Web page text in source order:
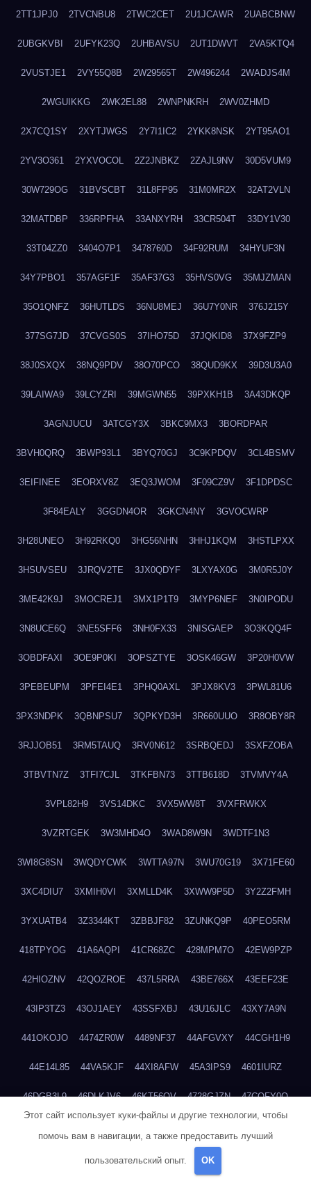
2TT1JPJ0 2TVCNBU8 2TWC2CET 2U1JCAWR 2UABCBNW
2UBGKVBI 2UFYK23Q 2UHBAVSU 2UT1DWVT 2VA5KTQ4
2VUSTJE1 2VY55Q8B 2W29565T 2W496244 2WADJS4M
2WGUIKKG 2WK2EL88 2WNPNKRH 2WV0ZHMD
2X7CQ1SY 2XYTJWGS 2Y7I1IC2 2YKK8NSK 2YT95AO1
2YV3O361 2YXVOCOL 2Z2JNBKZ 2ZAJL9NV 30D5VUM9
30W729OG 31BVSCBT 31L8FP95 31M0MR2X 32AT2VLN
32MATDBP 336RPFHA 33ANXYRH 33CR504T 33DY1V30
33T04ZZ0 3404O7P1 3478760D 34F92RUM 34HYUF3N
34Y7PBO1 357AGF1F 35AF37G3 35HVS0VG 35MJZMAN
35O1QNFZ 36HUTLDS 36NU8MEJ 36U7Y0NR 376J215Y
377SG7JD 37CVGS0S 37IHO75D 37JQKID8 37X9FZP9
38J0SXQX 38NQ9PDV 38O70PCO 38QUD9KX 39D3U3A0
39LAIWA9 39LCYZRI 39MGWN55 39PXKH1B 3A43DKQP
3AGNJUCU 3ATCGY3X 3BKC9MX3 3BORDPAR
3BVH0QRQ 3BWP93L1 3BYQ70GJ 3C9KPDQV 3CL4BSMV
3EIFINEE 3EORXV8Z 3EQ3JWOM 3F09CZ9V 3F1DPDSC
3F84EALY 3GGDN4OR 3GKCN4NY 3GVOCWRP
3H28UNEO 3H92RKQ0 3HG56NHN 3HHJ1KQM 3HSTLPXX
3HSUVSEU 3JRQV2TE 3JX0QDYF 3LXYAX0G 3M0R5J0Y
3ME42K9J 3MOCREJ1 3MX1P1T9 3MYP6NEF 3N0IPODU
3N8UCE6Q 3NE5SFF6 3NH0FX33 3NISGAEP 3O3KQQ4F
3OBDFAXI 3OE9P0KI 3OPSZTYE 3OSK46GW 3P20H0VW
3PEBEUPM 3PFEI4E1 3PHQ0AXL 3PJX8KV3 3PWL81U6
3PX3NDPK 3QBNPSU7 3QPKYD3H 3R660UUO 3R8OBY8R
3RJJOB51 3RM5TAUQ 3RV0N612 3SRBQEDJ 3SXFZOBA
3TBVTN7Z 3TFI7CJL 3TKFBN73 3TTB618D 3TVMVY4A
3VPL82H9 3VS14DKC 3VX5WW8T 3VXFRWKX
3VZRTGEK 3W3MHD4O 3WAD8W9N 3WDTF1N3
3WI8G8SN 3WQDYCWK 3WTTA97N 3WU70G19 3X71FE60
3XC4DIU7 3XMIH0VI 3XMLLD4K 3XWW9P5D 3Y2Z2FMH
3YXUATB4 3Z3344KT 3ZBBJF82 3ZUNKQ9P 40PEO5RM
418TPYOG 41A6AQPI 41CR68ZC 428MPM7O 42EW9PZP
42HIOZNV 42QOZROE 437L5RRA 43BE766X 43EEF23E
43IP3TZ3 43OJ1AEY 43SSFXBJ 43U16JLC 43XY7A9N
441OKOJO 4474ZR0W 4489NF37 44AFGVXY 44CGH1H9
44E14L85 44VA5KJF 44XI8AFW 45A3IPS9 4601IURZ
46DGB3L9 46DLKJV6 46KT56QV 4728GJZN 47CQFY0O
49WWVPJU 4B13IA3F
Этот сайт использует куки-файлы и другие технологии, чтобы
помочь вам в навигации, а также предоставить лучший
пользовательский опыт. OK